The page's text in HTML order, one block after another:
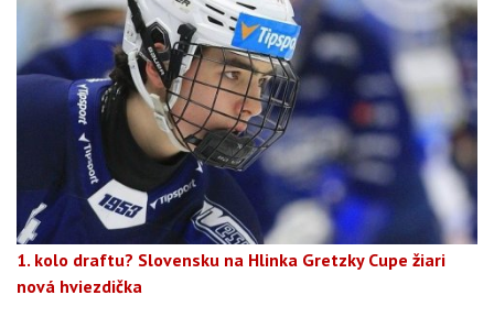
1. kolo draftu? Slovensku na Hlinka Gretzky Cupe žiari
nová hviezdička